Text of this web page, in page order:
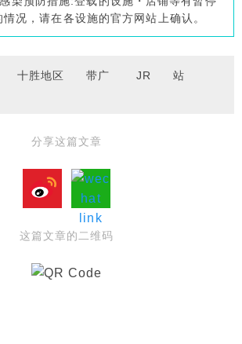
况，请在各设施的官方网站上确认。
十胜地区 带广 JR
站
分享这篇文章
这篇文章的二维码